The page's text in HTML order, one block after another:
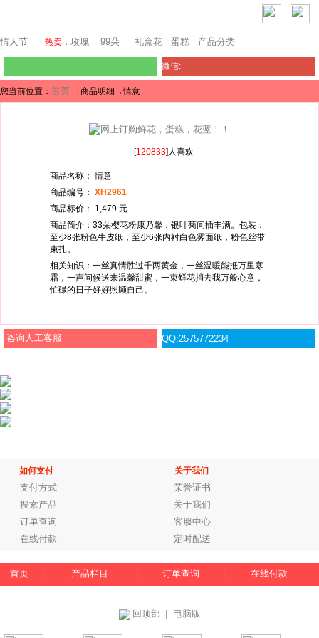
情人节 热卖： 玫瑰 99朵 礼盒花 蛋糕 产品分类
微信:
您当前位置： 首页 →商品明细→情意
[120833]人喜欢
商品名称： 情意
商品编号： XH2961
商品标价： 1,479 元
商品简介：33朵樱花粉康乃馨，银叶菊间插丰满。包装：
至少8张粉色牛皮纸，至少6张内衬白色雾面纸，粉色丝带
束扎。
相关知识：一丝真情胜过千两黄金，一丝温暖能抵万里寒
霜，一声问候送来温馨甜蜜，一束鲜花捎去我万般心意，
忙碌的日子好好照顾自己。
咨询人工客服 QQ:2575772234
如何支付 关于我们
支付方式
荣誉证书
搜索产品
关于我们
订单查询
客服中心
在线付款
定时配送
首页 产品栏目 订单查询 在线付款
回顶部 电脑版